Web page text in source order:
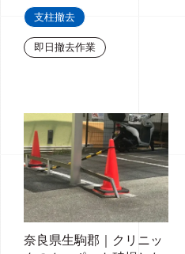
支柱撤去
即日撤去作業
奈良県生駒郡｜クリニッ